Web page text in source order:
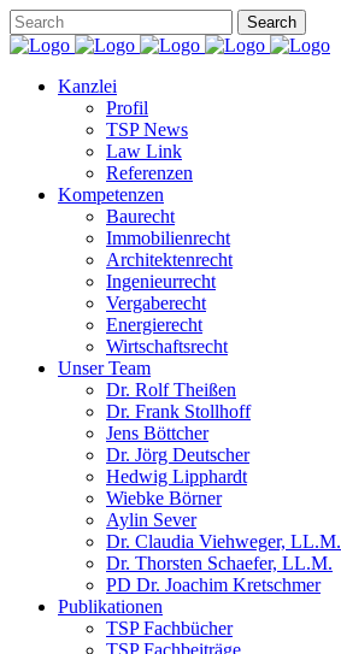
Kanzlei
Profil
TSP News
Law Link
Referenzen
Kompetenzen
Baurecht
Immobilienrecht
Architektenrecht
Ingenieurrecht
Vergaberecht
Energierecht
Wirtschaftsrecht
Unser Team
Dr. Rolf Theißen
Dr. Frank Stollhoff
Jens Böttcher
Dr. Jörg Deutscher
Hedwig Lipphardt
Wiebke Börner
Aylin Sever
Dr. Claudia Viehweger, LL.M.
Dr. Thorsten Schaefer, LL.M.
PD Dr. Joachim Kretschmer
Publikationen
TSP Fachbücher
TSP Fachbeiträge